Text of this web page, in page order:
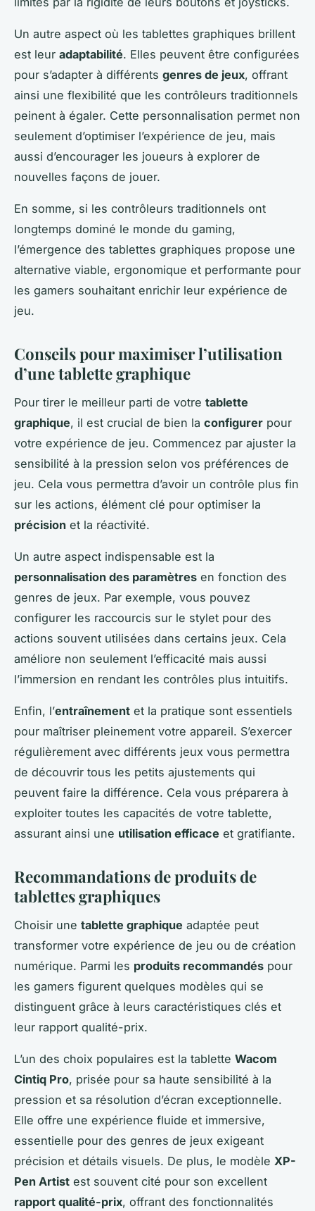
Un autre aspect où les tablettes graphiques brillent
est leur adaptabilité. Elles peuvent être configurées
pour s’adapter à différents genres de jeux, offrant
ainsi une flexibilité que les contrôleurs traditionnels
peinent à égaler. Cette personnalisation permet non
seulement d’optimiser l’expérience de jeu, mais
aussi d’encourager les joueurs à explorer de
nouvelles façons de jouer.
En somme, si les contrôleurs traditionnels ont
longtemps dominé le monde du gaming,
l’émergence des tablettes graphiques propose une
alternative viable, ergonomique et performante pour
les gamers souhaitant enrichir leur expérience de
jeu.
Conseils pour maximiser l’utilisation
d’une tablette graphique
Pour tirer le meilleur parti de votre tablette
graphique, il est crucial de bien la configurer pour
votre expérience de jeu. Commencez par ajuster la
sensibilité à la pression selon vos préférences de
jeu. Cela vous permettra d’avoir un contrôle plus fin
sur les actions, élément clé pour optimiser la
précision et la réactivité.
Un autre aspect indispensable est la
personnalisation des paramètres en fonction des
genres de jeux. Par exemple, vous pouvez
configurer les raccourcis sur le stylet pour des
actions souvent utilisées dans certains jeux. Cela
améliore non seulement l’efficacité mais aussi
l’immersion en rendant les contrôles plus intuitifs.
Enfin, l’entraînement et la pratique sont essentiels
pour maîtriser pleinement votre appareil. S’exercer
régulièrement avec différents jeux vous permettra
de découvrir tous les petits ajustements qui
peuvent faire la différence. Cela vous préparera à
exploiter toutes les capacités de votre tablette,
assurant ainsi une utilisation efficace et gratifiante.
Recommandations de produits de
tablettes graphiques
Choisir une tablette graphique adaptée peut
transformer votre expérience de jeu ou de création
numérique. Parmi les produits recommandés pour
les gamers figurent quelques modèles qui se
distinguent grâce à leurs caractéristiques clés et
leur rapport qualité-prix.
L’un des choix populaires est la tablette Wacom
Cintiq Pro, prisée pour sa haute sensibilité à la
pression et sa résolution d’écran exceptionnelle.
Elle offre une expérience fluide et immersive,
essentielle pour des genres de jeux exigeant
précision et détails visuels. De plus, le modèle XP-
Pen Artist est souvent cité pour son excellent
rapport qualité-prix, offrant des fonctionnalités